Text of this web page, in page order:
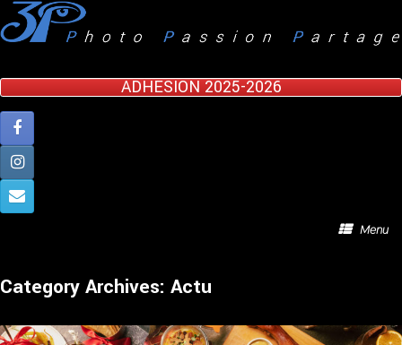
Skip
to
content
ADHESION 2025-2026
Menu
Category Archives: Actu